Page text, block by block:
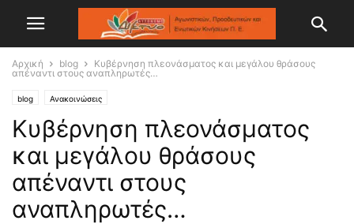
Αρχική blog
Κυβέρνηση πλεονάσματος και μεγάλου θράσους
απέναντι στους αναπληρωτές…
blog Ανακοινώσεις
Κυβέρνηση πλεονάσματος
και μεγάλου θράσους
απέναντι στους
αναπληρωτές…